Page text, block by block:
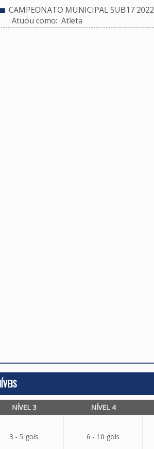
CAMPEONATO MUNICIPAL SUB17 2022
Atuou como: Atleta
NÍVEL 3 NÍVEL 4
3 - 5 gols 6 - 10 gols